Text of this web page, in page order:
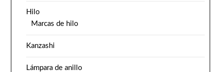
Hilo
Marcas de hilo
Kanzashi
Lámpara de anillo